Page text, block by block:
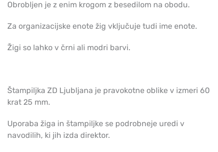
Obrobljen je z enim krogom z besedilom na obodu.
Za organizacijske enote žig vključuje tudi ime enote.
Žigi so lahko v črni ali modri barvi.
Štampiljka ZD Ljubljana je pravokotne oblike v izmeri 60
krat 25 mm.
Uporaba žiga in štampiljke se podrobneje uredi v
navodilih, ki jih izda direktor.